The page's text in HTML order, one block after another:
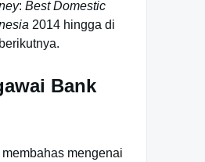
: Best Domestic
2014 hingga di
Bank
mengenai